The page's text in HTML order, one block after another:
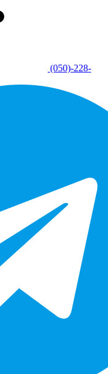
(050)-228-